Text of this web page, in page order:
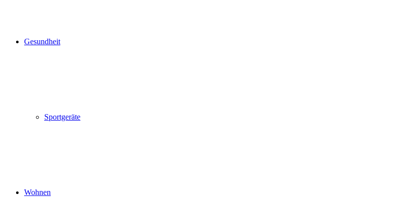
Gesundheit
Sportgeräte
Wohnen